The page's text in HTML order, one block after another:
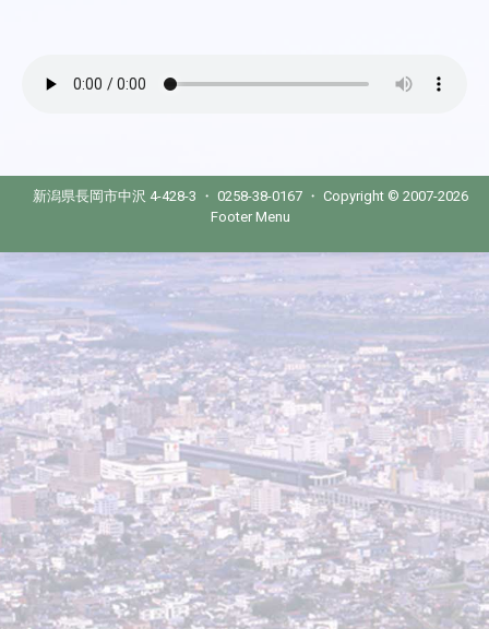
新潟県長岡市中沢 4-428-3 ・ 0258-38-0167 ・ Copyright © 2007-2026
Footer Menu